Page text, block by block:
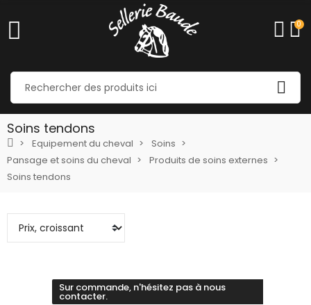
0
Soins tendons
Equipement du cheval
Soins
Pansage et soins du cheval
Produits de soins externes
Soins tendons
Sur commande, n'hésitez pas à nous
contacter.